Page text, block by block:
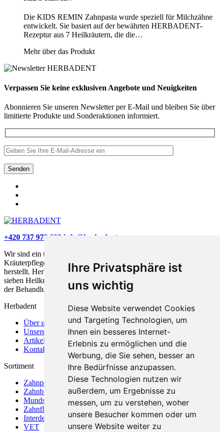
Ihre Privatsphäre ist
uns wichtig
Diese Website verwendet Cookies
und Targeting Technologien, um
Ihnen ein besseres Internet-
Erlebnis zu ermöglichen und die
Werbung, die Sie sehen, besser an
Ihre Bedürfnisse anzupassen.
Diese Technologien nutzen wir
außerdem, um Ergebnisse zu
messen, um zu verstehen, woher
unsere Besucher kommen oder um
unsere Website weiter zu
Die KIDS REMIN Zahnpasta wurde speziell für Milchzähne
entwickelt. Sie basiert auf der bewährten HERBADENT-
Rezeptur aus 7 Heilkräutern, die die…
Mehr über das Produkt
Verpassen Sie keine exklusiven Angebote und Neuigkeiten
Abonnieren Sie unseren Newsletter per E-Mail und bleiben Sie über
limitierte Produkte und Sonderaktionen informiert.
+420 737 978 608 info@herbadent.cz
Wir sind ein tschechisches Unternehmen, das eine umfassende
Kräuterpflege für gesunde Zähne, Zahnfleisch und Mundhöhle
herstellt. Herbadent basiert auf einer einzigartigen Rezeptur aus
sieben Heilkräutern und hilft sowohl bei der Prävention als auch bei
der Behandlung akuter Mundprobleme.
Herbadent
Über uns
Unsere Kräuter
Artikel
Kontakt
Sortiment
Zahnpasten
Zahnbürsten
Mundspülungen
Zahnfleisch und Mund
Interdentalpflege
VET